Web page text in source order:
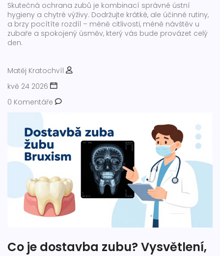
Skutečná ochrana zubů je kombinací správné ústní
hygieny a chytré výživy. Dodržujte krátké, ale účinné rutiny,
a brzy pocítíte rozdíl – méně citlivosti, méně návštěv u
zubaře a spokojený úsměv, který vás bude provázet celý
den.
Matěj Kratochvíl
kvě 24 2026
0 Komentáře
Co je dostavba zubu? Vysvětlení,